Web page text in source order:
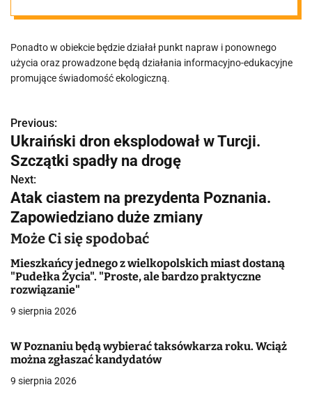
Odpadów
Komunalnych
Ponadto w obiekcie będzie działał punkt napraw i ponownego
użycia oraz prowadzone będą działania informacyjno-edukacyjne
promujące świadomość ekologiczną.
N
a
w
i
g
a
c
j
a
w
Previous:
Ukraiński dron eksplodował w Turcji.
Szczątki spadły na drogę
Next:
Atak ciastem na prezydenta Poznania.
Zapowiedziano duże zmiany
Może Ci się spodobać
Mieszkańcy jednego z wielkopolskich miast dostaną
"Pudełka Życia". "Proste, ale bardzo praktyczne
rozwiązanie"
9 sierpnia 2026
W Poznaniu będą wybierać taksówkarza roku. Wciąż
można zgłaszać kandydatów
9 sierpnia 2026